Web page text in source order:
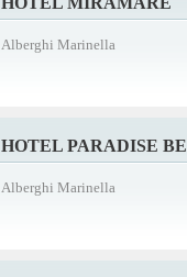
Alberghi Marinella
HOTEL PARADISE
Alberghi Marinella